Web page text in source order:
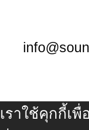
เราใช้คุกกี้เ